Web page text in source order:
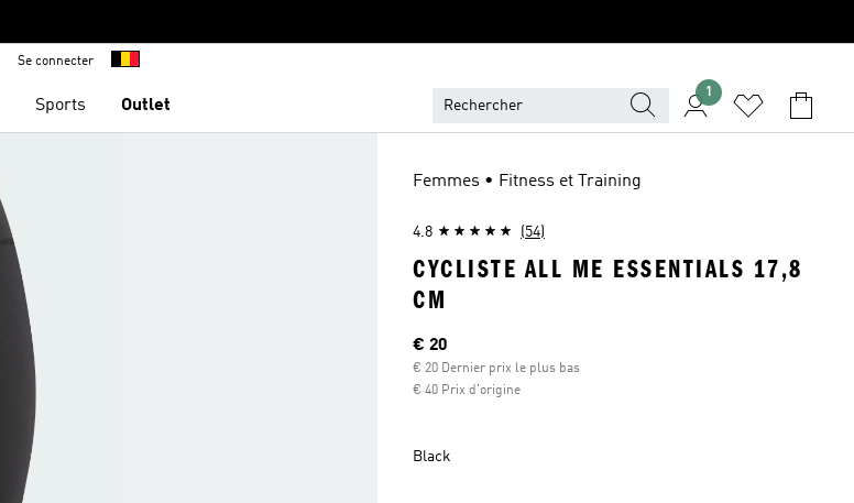
Se connecter
Sports Outlet
1
Femmes • Fitness et Training
4.8 (54)
CYCLISTE ALL ME ESSENTIALS 17,8
CM
Current price
€ 20
€ 20 Dernier prix le plus bas
€ 40 Prix d'origine
Black